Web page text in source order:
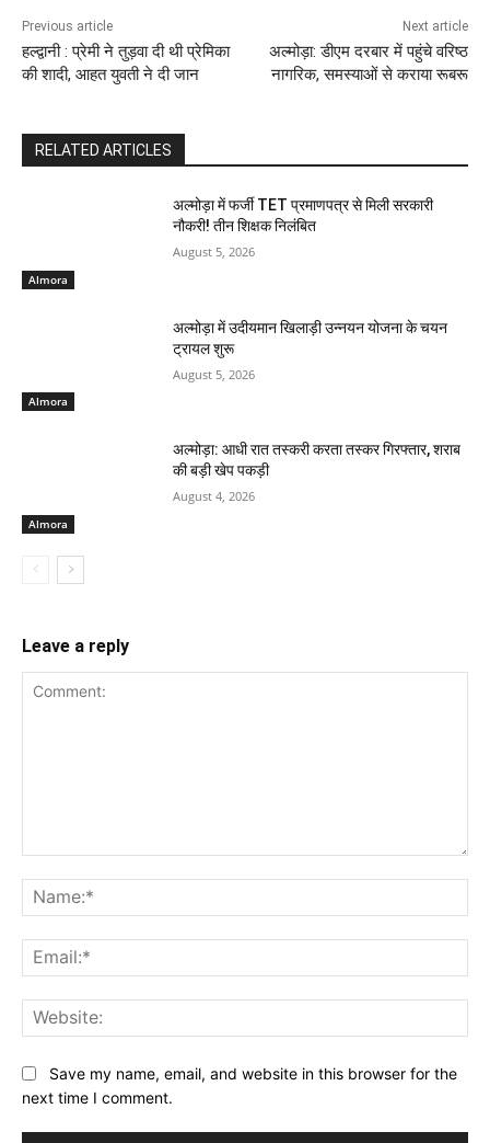
Previous article
हल्द्वानी : प्रेमी ने तुड़वा दी थी प्रेमिका
की शादी, आहत युवती ने दी जान
Next article
अल्मोड़ा: डीएम दरबार में पहुंचे वरिष्ठ
नागरिक, समस्याओं से कराया रूबरू
RELATED ARTICLES
Almora
अल्मोड़ा में फर्जी TET प्रमाणपत्र से मिली सरकारी
नौकरी! तीन शिक्षक निलंबित
August 5, 2026
Almora
अल्मोड़ा में उदीयमान खिलाड़ी उन्नयन योजना के चयन
ट्रायल शुरू
August 5, 2026
Almora
अल्मोड़ा: आधी रात तस्करी करता तस्कर​ गिरफ्तार, शराब
की बड़ी खेप पकड़ी
August 4, 2026
Leave a reply
Save my name, email, and website in this browser for the
next time I comment.